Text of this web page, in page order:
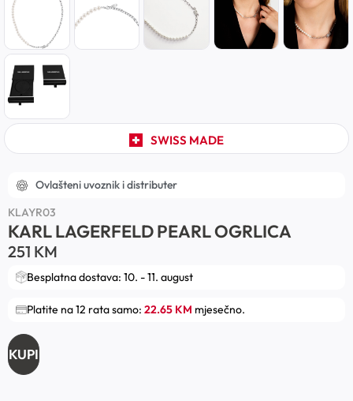
SWISS MADE
Ovlašteni uvoznik i distributer
KLAYR03
KARL LAGERFELD PEARL OGRLICA
251 KM
Besplatna dostava: 10. - 11. august
Platite na 12 rata samo: 22.65 KM mjesečno.
KUPI